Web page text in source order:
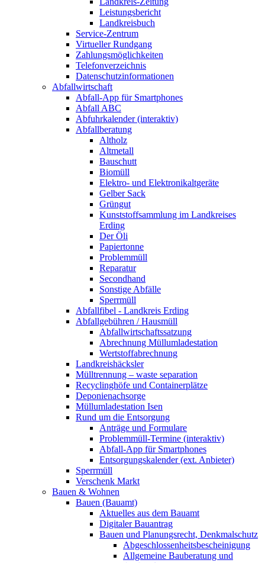
Leistungsbericht
Landkreisbuch
Service-Zentrum
Virtueller Rundgang
Zahlungsmöglichkeiten
Telefonverzeichnis
Datenschutzinformationen
Abfallwirtschaft
Abfall-App für Smartphones
Abfall ABC
Abfuhrkalender (interaktiv)
Abfallberatung
Altholz
Altmetall
Bauschutt
Biomüll
Elektro- und Elektronikaltgeräte
Gelber Sack
Grüngut
Kunststoffsammlung im Landkreises
Erding
Der Öli
Papiertonne
Problemmüll
Reparatur
Secondhand
Sonstige Abfälle
Sperrmüll
Abfallfibel - Landkreis Erding
Abfallgebühren / Hausmüll
Abfallwirtschaftssatzung
Abrechnung Müllumladestation
Wertstoffabrechnung
Landkreishäcksler
Mülltrennung – waste separation
Recyclinghöfe und Containerplätze
Deponienachsorge
Müllumladestation Isen
Rund um die Entsorgung
Anträge und Formulare
Problemmüll-Termine (interaktiv)
Abfall-App für Smartphones
Entsorgungskalender (ext. Anbieter)
Sperrmüll
Verschenk Markt
Bauen & Wohnen
Bauen (Bauamt)
Aktuelles aus dem Bauamt
Digitaler Bauantrag
Bauen und Planungsrecht, Denkmalschutz
Abgeschlossenheitsbescheinigung
Allgemeine Bauberatung und